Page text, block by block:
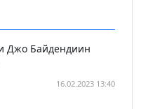
Джо Байдендиин
16.02.2023 13:40